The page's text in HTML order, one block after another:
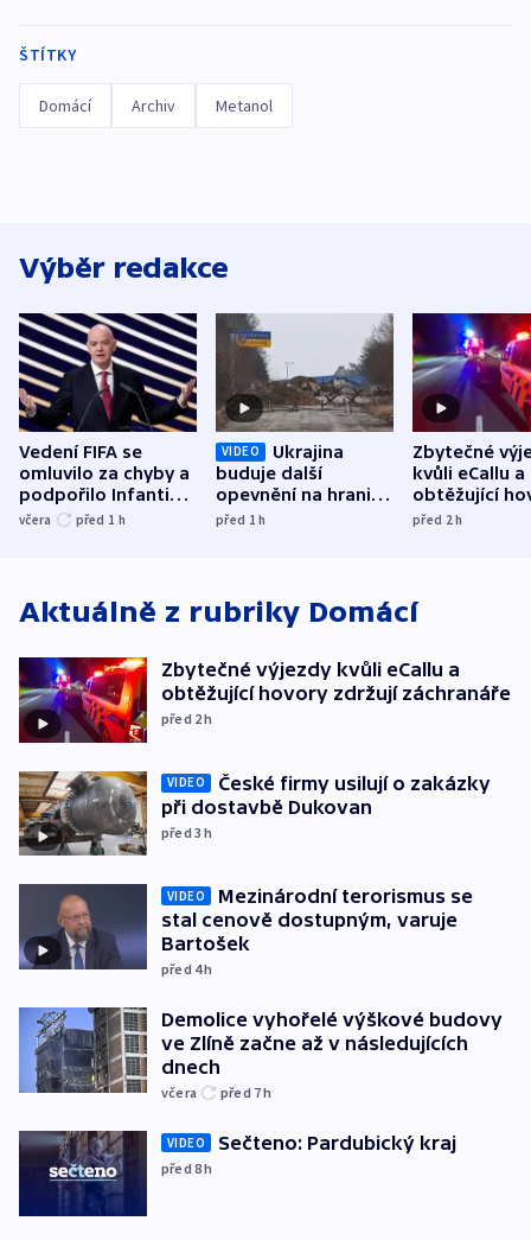
ŠTÍTKY
Domácí Archiv Metanol
Výběr redakce
Vedení FIFA se
omluvilo za chyby a
podpořilo Infantina.
UEFA trvá na
včera před 1 h
VIDEO
Ukrajina
buduje další
opevnění na hranici
s Běloruskem
před 1h
Zbytečné
kvůli eCallu a
obtěžující
zdržují
před 2h
Aktuálně z rubriky Domácí
Zbytečné výjezdy kvůli eCallu a
obtěžující hovory zdržují záchranáře
před 2h
VIDEO
České firmy usilují o zakázky
při dostavbě Dukovan
před 3h
VIDEO
Mezinárodní terorismus se
stal cenově dostupným, varuje
Bartošek
před 4h
Demolice vyhořelé výškové budovy
ve Zlíně začne až v následujících
dnech
včera před 7h
VIDEO Sečteno: Pardubický kraj
před 8h